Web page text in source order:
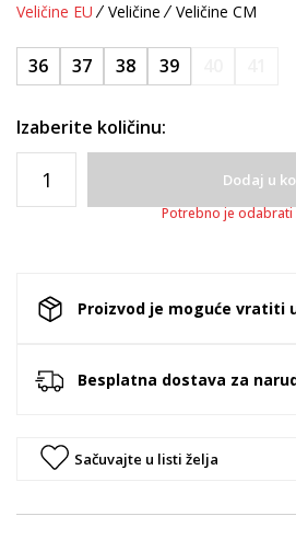
Veličine EU Veličine Veličine CM
36 37 38 39
Izaberite količinu:
Dodaj u
Potrebno je odabrati
Proizvod je moguće vratiti
Besplatna dostava za
Sačuvajte u listi želja